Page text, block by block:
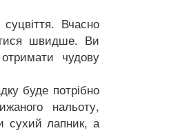
Вчасно
швидше. Ви
чудову
буде потрібно
нальоту,
сухий лапник, а